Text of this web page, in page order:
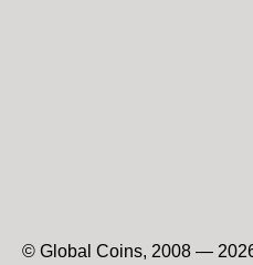
© Global Coins, 2008 —